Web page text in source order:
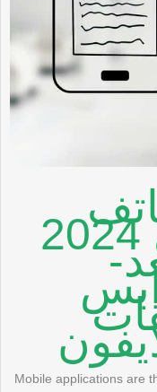
المحمول في 2024
Mobile applications are